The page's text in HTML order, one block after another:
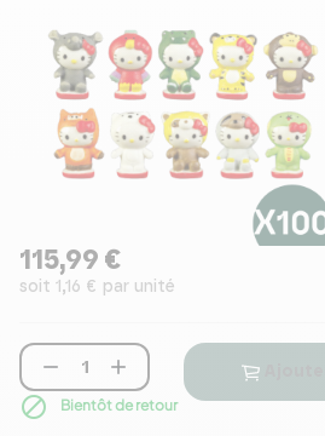
115,99 €
soit 1,16 € par unité
 
 Bientôt de retour